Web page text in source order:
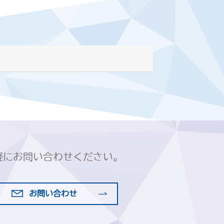
お問い合わせください。
お問い合わせ